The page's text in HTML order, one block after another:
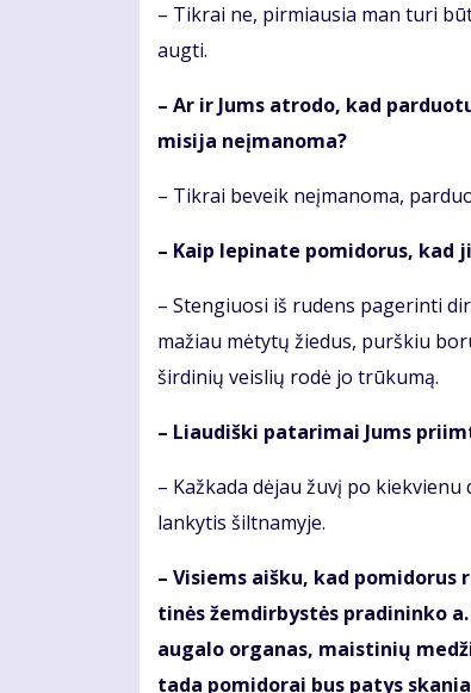
– Tik­rai ne, pir­miau­sia man tu­ri
aug­ti.
– Ar ir Jums at­ro­do, kad
mi­si­ja ne­įma­no­ma?
– Tik­rai be­veik ne­įma­no­ma,
– Kaip le­pi­na­te po­mi­do­rus, kad
– Sten­giuo­si iš ru­dens pa­ge­rin­ti
ma­žiau mė­ty­tų žie­dus, purš­kiu
šir­di­nių veis­lių ro­dė jo trū­ku­mą.
– Liau­diš­ki pa­ta­ri­mai Jums
– Kaž­ka­da dė­jau žu­vį po
lan­ky­tis šilt­na­my­je.
– Vi­siems aiš­ku, kad
ti­nės žem­dir­bys­tės pra­di­nin­ko
au­ga­lo or­ga­nas, mais­ti­nių
ta­da po­mi­do­rai bus pa­tys